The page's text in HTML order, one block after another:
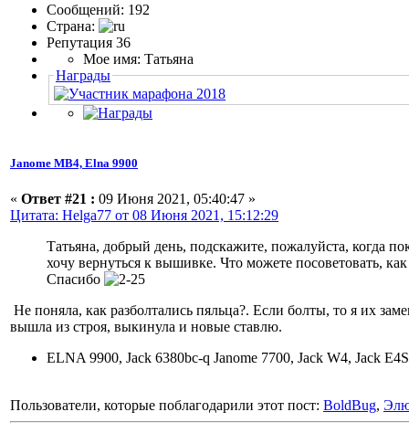
Сообщений: 192
Страна:
Репутация 36
Мое имя: Татьяна
Награды
Janome МВ4, Elna 9900
« Ответ #21 : 09 Июня 2021, 05:40:47 »
Цитата: Helga77 от 08 Июня 2021, 15:12:29
Татьяна, добрый день, подскажите, пожалуйста, когда
хочу вернуться к вышивке. Что можете посоветовать,
Спасибо
Не поняла, как разболтались пяльца?. Если болты, то я их
вышла из строя, выкинула и новые ставлю.
ELNA 9900, Jack 6380bc-q Janome 7700, Jack W4, Jack E4S
Пользователи, которые поблагодарили этот пост: BoldBug,